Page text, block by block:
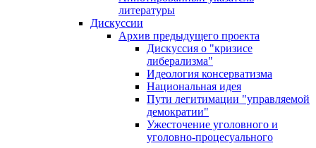
литературы
Дискуссии
Архив предыдущего проекта
Дискуссия о "кризисе
либерализма"
Идеология консерватизма
Национальная идея
Пути легитимации "управляемой
демократии"
Ужесточение уголовного и
уголовно-процесуального